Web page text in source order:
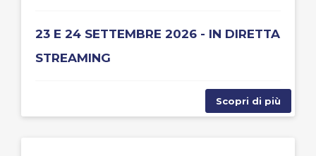
23 E 24 SETTEMBRE 2026 - IN DIRETTA
STREAMING
Scopri di più